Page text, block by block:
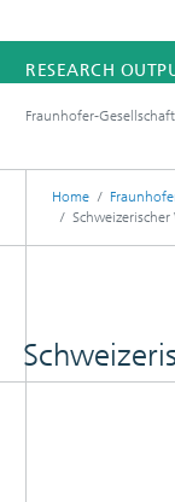
RESEARCH
RESEARCHERS
INSTITUTES
Fraunhofer-Gesellschaft
Home